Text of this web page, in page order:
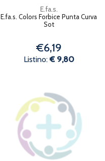
E.fa.s.
E.fa.s. Colors Forbice Punta Curva
Sot
€6,19
Listino:€ 9,80